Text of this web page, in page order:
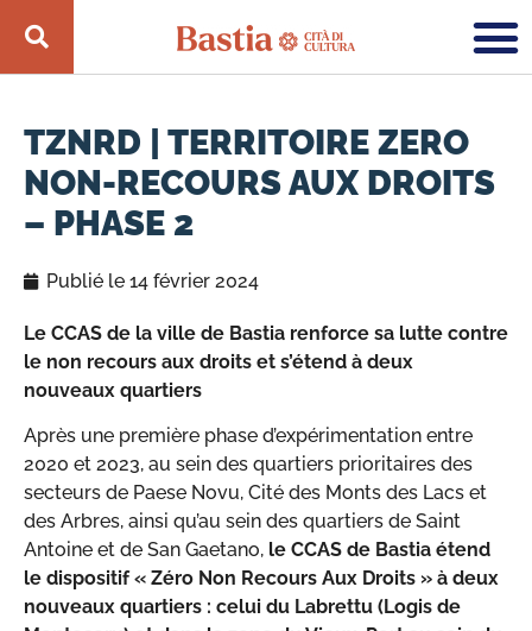
TZNRD | TERRITOIRE ZERO
NON-RECOURS AUX DROITS
– PHASE 2
Publié le 14 février 2024
Le CCAS de la ville de Bastia renforce sa lutte contre
le non recours aux droits et s’étend à deux
nouveaux quartiers
Après une première phase d’expérimentation entre
2020 et 2023, au sein des quartiers prioritaires des
secteurs de Paese Novu, Cité des Monts des Lacs et
des Arbres, ainsi qu’au sein des quartiers de Saint
Antoine et de San Gaetano, le CCAS de Bastia étend
le dispositif « Zéro Non Recours Aux Droits » à deux
nouveaux quartiers : celui du Labrettu (Logis de